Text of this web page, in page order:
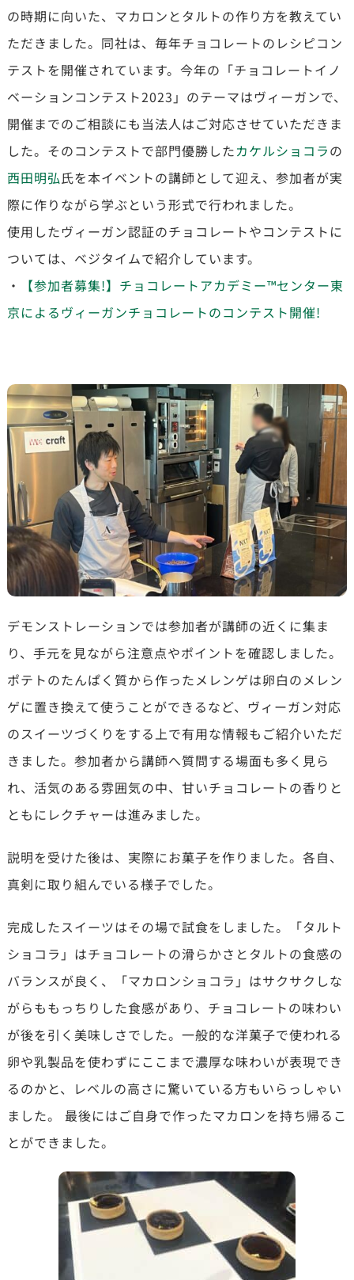
の時期に向いた、マカロンとタルトの作り方を教えてい
ただきました。同社は、毎年チョコレートのレシピコン
テストを開催されています。今年の「チョコレートイノ
ベーションコンテスト2023」のテーマはヴィーガンで、
開催までのご相談にも当法人はご対応させていただきま
した。そのコンテストで部門優勝したカケルショコラの
西田明弘氏を本イベントの講師として迎え、参加者が実
際に作りながら学ぶという形式で行われました。
使用したヴィーガン認証のチョコレートやコンテストに
ついては、ベジタイムで紹介しています。
・
【参加者募集!】チョコレートアカデミー™センター東
京によるヴィーガンチョコレートのコンテスト開催!
デモンストレーションでは参加者が講師の近くに集ま
り、手元を見ながら注意点やポイントを確認しました。
ポテトのたんぱく質から作ったメレンゲは卵白のメレン
ゲに置き換えて使うことができるなど、ヴィーガン対応
のスイーツづくりをする上で有用な情報もご紹介いただ
きました。参加者から講師へ質問する場面も多く見ら
れ、活気のある雰囲気の中、甘いチョコレートの香りと
ともにレクチャーは進みました。
説明を受けた後は、実際にお菓子を作りました。各自、
真剣に取り組んでいる様子でした。
完成したスイーツはその場で試食をしました。「タルト
ショコラ」はチョコレートの滑らかさとタルトの食感の
バランスが良く、「マカロンショコラ」はサクサクしな
がらももっちりした食感があり、チョコレートの味わい
が後を引く美味しさでした。一般的な洋菓子で使われる
卵や乳製品を使わずにここまで濃厚な味わいが表現でき
るのかと、レベルの高さに驚いている方もいらっしゃい
ました。 最後にはご自身で作ったマカロンを持ち帰るこ
とができました。